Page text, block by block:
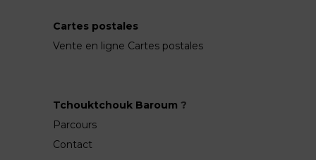
Cartes postales
Vente en ligne Cartes postales
Tchouktchouk Baroum ?
Parcours
Contact